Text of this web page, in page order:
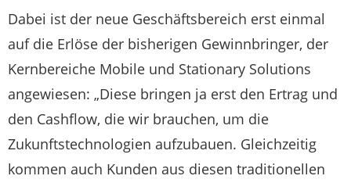
Dabei ist der neue Geschäftsbereich erst einmal
auf die Erlöse der bisherigen Gewinnbringer, der
Kernbereiche Mobile und Stationary Solutions
angewiesen: „Diese bringen ja erst den Ertrag und
den Cashflow, die wir brauchen, um die
Zukunftstechnologien aufzubauen. Gleichzeitig
kommen auch Kunden aus diesen traditionellen